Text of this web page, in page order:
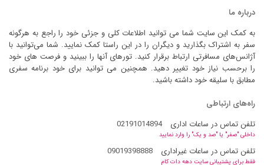
درباره ما
به کمک این سایت شما می توانید اطلاعات کلی و جزئی خود را راجع به هرگونه
سفر به اشتراک بگذارید و دیگران را در این راستا کمک نمایید. شما می‌توانید با
آژانس‌های مسافرتی ارتباط برقرار کنید. تورهای آنها را ببینید و فرصت های خود
را برحسب نیاز خود تغییر دهید. همچنین می توانید برای خود برنامه سفری
مطابق با سلیقه خود داشته باشید.
راه‌های ارتباطی
تلفن تماس در ساعات اداری
02191014894
داخلی "صفر" یا "صد و یک" را وارد نمایید
تلفن تماس در ساعات غیراداری 09019398888
فقط برای پشتیبانی سایت دهه دات کام